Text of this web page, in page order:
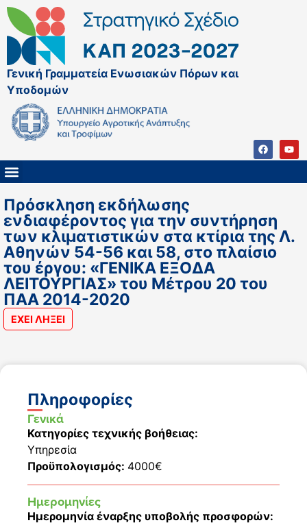
Γενική Γραμματεία Ενωσιακών Πόρων και
Υποδομών
Πρόσκληση εκδήλωσης
ενδιαφέροντος για την συντήρηση
των κλιματιστικών στα κτίρια της Λ.
Αθηνών 54-56 και 58, στο πλαίσιο
του έργου: «ΓΕΝΙΚΑ ΕΞΟΔΑ
ΛΕΙΤΟΥΡΓΙΑΣ» του Μέτρου 20 του
ΠΑΑ 2014-2020
ΕΧΕΙ ΛΗΞΕΙ
Πληροφορίες
Γενικά
Κατηγορίες τεχνικής βοήθειας:
Υπηρεσία
Προϋπολογισμός: 4000€
Ημερομηνίες
Ημερομηνία έναρξης υποβολής προσφορών: